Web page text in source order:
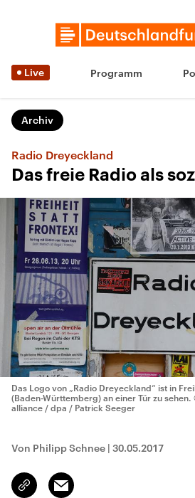
Live Programm
Archiv
Radio Dreyeckland
Das freie Radio als
Das Logo von „Radio Dreyeckland“ ist in
(Baden-Württemberg) an einer Tür zu sehen.
alliance / dpa / Patrick Seeger
Von Philipp Schnee | 30.05.2017
Link
kopieren/teilen
Email